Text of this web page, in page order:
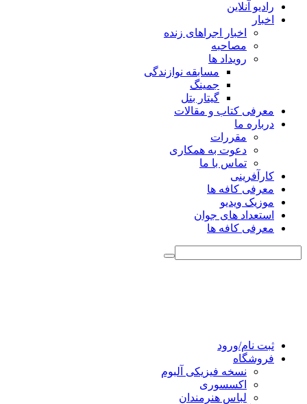
رادیو آنلاین
اخبار
اخبار اجراهای زنده
مصاحبه
رویداد ها
مسابقه نوازندگی
جمینگ
گیتار بتل
معرفی کتاب و مقالات
درباره ما
مقررات
دعوت به همکاری
تماس با ما
کارآفرینی
معرفی کافه ها
موزیک ویدیو
استعداد های جوان
معرفی کافه ها
ثبت نام/ورود
فروشگاه
نسخه فیزیکی آلبوم
اکسسوری
لباس هنرمندان